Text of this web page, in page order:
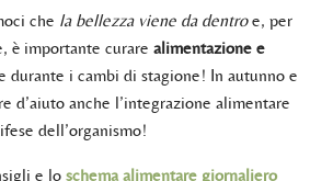
che la bellezza viene da dentroe, per
è importante curare alimentazione e
durante i cambi di stagione! In autunno e
d’aiuto anche l’integrazione alimentare
dell’organismo!
e lo schema alimentare giornaliero